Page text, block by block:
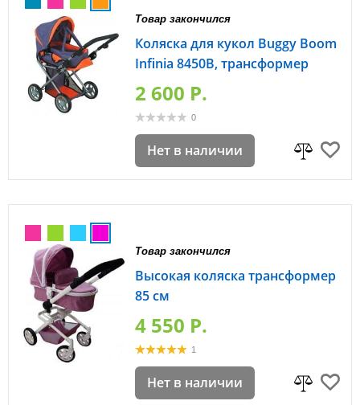
Товар закончился
Коляска для кукол Buggy Boom
Infinia 8450B, трансформер
2 600 P.
0
Нет в наличии
Товар закончился
Высокая коляска трансформер
85 см
4 550 P.
1
Нет в наличии